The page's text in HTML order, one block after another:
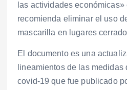
las actividades
recomienda eliminar el uso
mascarilla en lugares
El documento es una
lineamientos de las medidas
covid-19 que fue publicado